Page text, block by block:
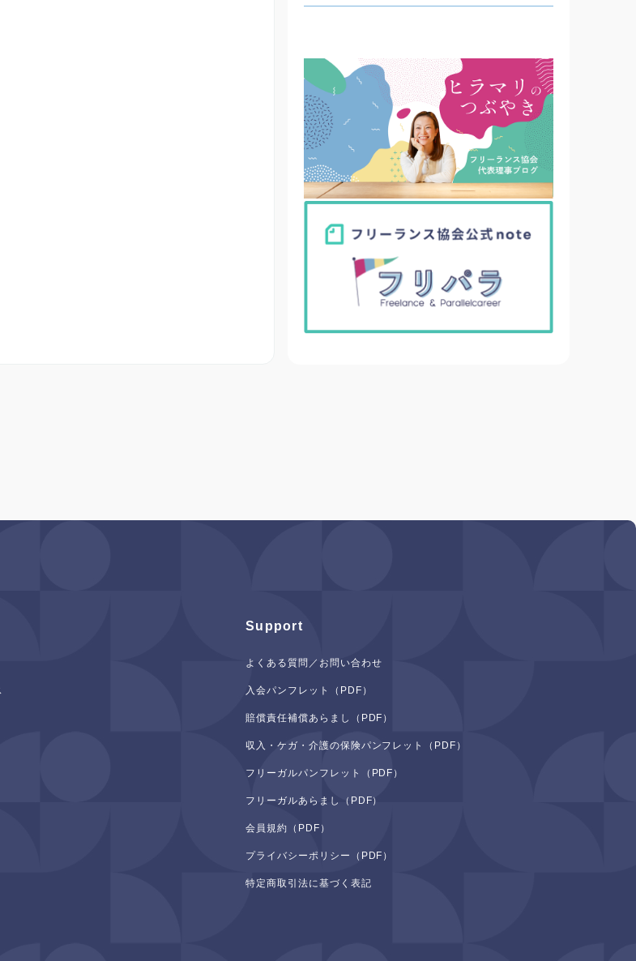
Support
よくある質問／お問い合わせ
入会パンフレット（PDF）
賠償責任補償あらまし（PDF）
収入・ケガ・介護の保険パンフレット（PDF）
フリーガルパンフレット（PDF）
フリーガルあらまし（PDF）
会員規約（PDF）
プライバシーポリシー（PDF）
特定商取引法に基づく表記